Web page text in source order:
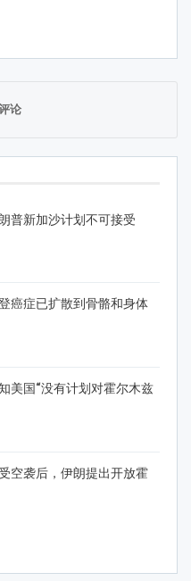
论
普新加沙计划不可接受
癌症已扩散到骨骼和身体
美国“没有计划对霍尔木兹
空袭后，伊朗提出开放霍